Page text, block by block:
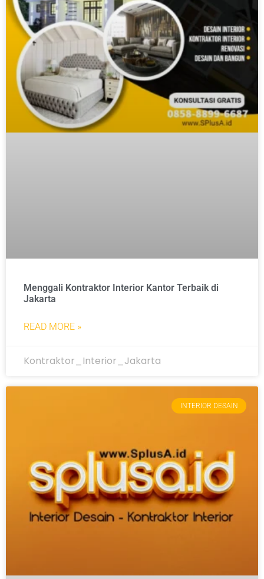
Menggali Kontraktor Interior Kantor Terbaik di
Jakarta
READ MORE »
Kontraktor_Interior_Jakarta
INTERIOR DESAIN